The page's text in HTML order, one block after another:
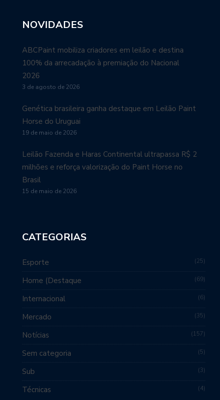
NOVIDADES
ABCPaint mobiliza criadores em leilão e destina
100% da arrecadação à premiação do Nacional
2026
3 de agosto de 2026
Genética brasileira ganha destaque em Leilão Paint
Horse do Uruguai
19 de maio de 2026
Leilão Fazenda e Haras Continental ultrapassa R$ 2
milhões e reforça valorização do Paint Horse no
Brasil
15 de maio de 2026
CATEGORIAS
Esporte 25
Home (Destaque 69
Internacional 6
Mercado 35
Notícias 157
Sem categoria 5
Sub 3
Técnicas 4